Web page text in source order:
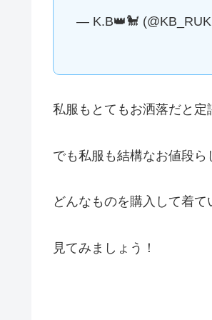
— K.B👑🐩
私服もとてもお洒落だと定
でも私服も結構なお値段ら
どんなものを購入して着
見てみましょう！